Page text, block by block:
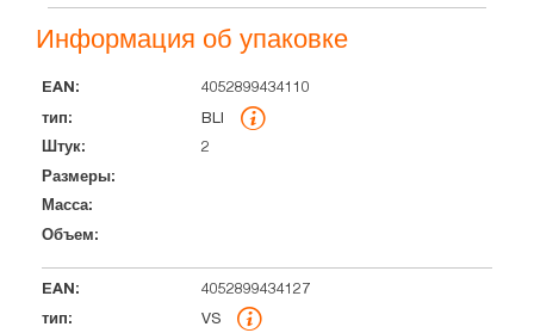
Информация об упаковке
EAN Размеры Масса
4052899434110
BLI
2
4052899434127
VS